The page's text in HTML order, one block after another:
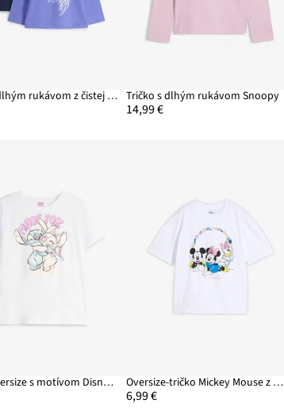
Tričko s dlhým rukávom z čistej bio bavlny (2 ks) Tričko s dlhým rukávom Snoopy
14,99 €
Tričko oversize s motívom Disney Stitch Oversize-tričko Mickey Mouse z čistej bavlny
6,99 €